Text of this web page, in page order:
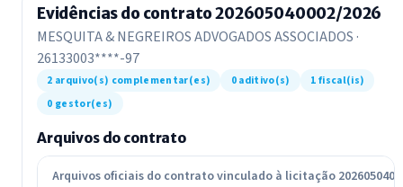
Evidências do contrato 202605040002/2026
MESQUITA & NEGREIROS ADVOGADOS ASSOCIADOS ·
26133003****-97
2 arquivo(s) complementar(es) 0 aditivo(s)
1 fiscal(is)
0 gestor(es)
Arquivos do contrato
Arquivos oficiais do contrato vinculado à licitação